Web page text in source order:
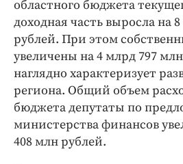
областного бюджета
доходная часть выросла на
рублей. При этом
увеличены на 4 млрд 797
наглядно характеризует
региона. Общий объем
бюджета депутаты по
министерства финансов
408 млн рублей.